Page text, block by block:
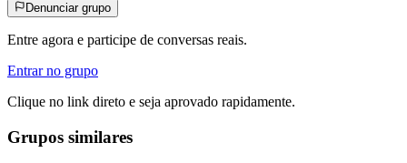
Denunciar grupo
Entre agora e participe de conversas reais.
Entrar no grupo
Clique no link direto e seja aprovado rapidamente.
Grupos similares